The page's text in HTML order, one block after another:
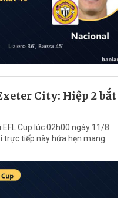
City: Hiệp 2 bắt
Cup lúc 02h00 ngày 11/8
trực tiếp này hứa hẹn mang